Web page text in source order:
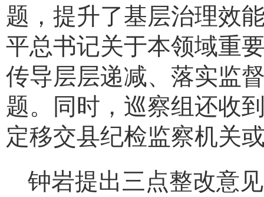
题，提升了基层治理效
平总书记关于本领域重
传导层层递减、 落实监
题。同时，巡察组还收
定移交县纪检监察机关
钟岩提出 三点整改意